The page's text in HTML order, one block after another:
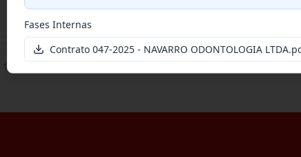
Contratação de pessoa jurídica para prestação de serviços de
1
Fases Internas
Contrato 047-2025 - NAVARRO ODONTOLOGIA